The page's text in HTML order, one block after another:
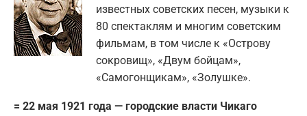
известных советских песен, музыки к
80 спектаклям и многим советским
фильмам, в том числе к «Острову
сокровищ», «Двум бойцам»,
«Самогонщикам», «Золушке».
= 22 мая 1921 года — городские власти Чикаго